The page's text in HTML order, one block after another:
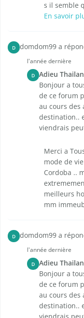
s il semble
En savoir
D domdom99 a
l'année dernière
D Adieu
Bonjour a
de ce forum
au cours des
destination..
viendrais
Merci a
mode de
Cordoba ..
meilleurs
mm
D domdom99 a
l'année dernière
D Adieu
Bonjour a
de ce forum
au cours des
destination..